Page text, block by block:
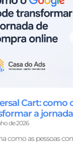
Cart: como
a
de 2026
como as pessoas